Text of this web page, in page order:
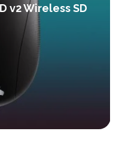
v2 Wireless SD